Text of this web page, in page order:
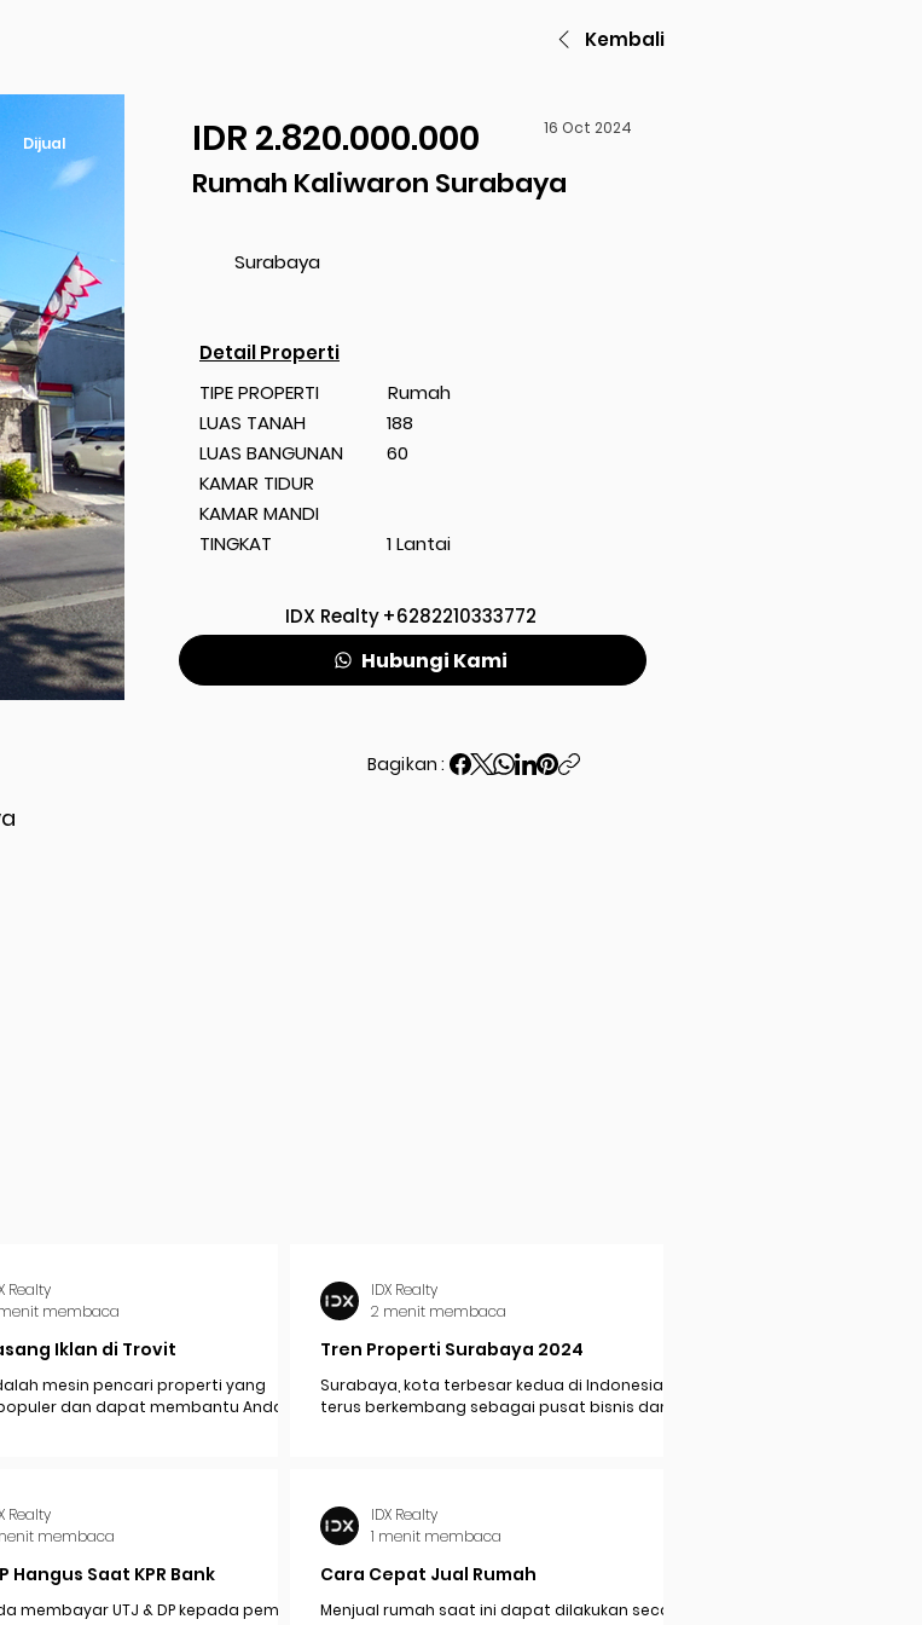
Kembali
Dijual IDR 2.820.000.000 16 Oct 2024
Rumah Kaliwaron Surabaya
Surabaya
Detail Properti
TIPE PROPERTI
LUAS TANAH
LUAS BANGUNAN
KAMAR TIDUR
KAMAR MANDI
TINGKAT
Rumah
188
60
1 Lantai
IDX Realty+6282210333772
Hubungi Kami
Bagikan :
Iklan di Trovit
mesin pencari properti yang
dan dapat membantu Anda
Realty
membaca
Tren Properti Surabaya 2024
Surabaya, kota terbesar kedua di Indonesia,
terus berkembang sebagai pusat bisnis dan
IDX Realty
2 menit membaca
Hangus Saat KPR Bank
membayar UTJ & DP kepada pemilik /
Realty
membaca
Cara Cepat Jual Rumah
Menjual rumah saat ini dapat dilakukan secara
IDX Realty
1 menit membaca